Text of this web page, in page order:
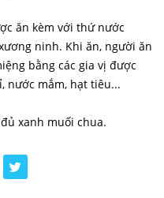
ăn kèm với thứ nước
ninh. Khi ăn, người ăn
bằng các gia vị được
nước mắm, hạt tiêu...
xanh muối chua.